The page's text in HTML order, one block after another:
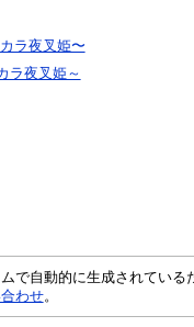
ラ夜叉姫〜
ラ夜叉姫～
で自動的に生成されてい
わせ。